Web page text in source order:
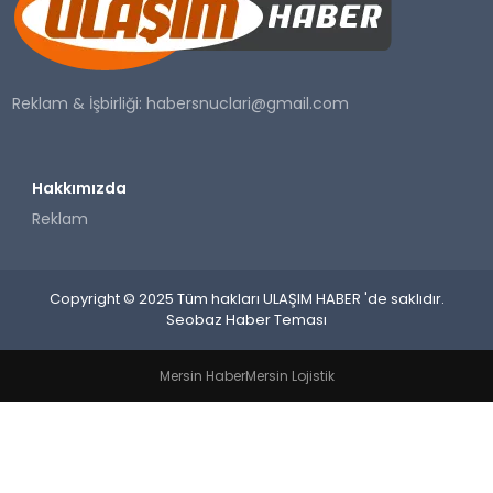
SAĞLIK
YAŞAM
Reklam & İşbirliği:habersnuclari@gmail.com
Hakkımızda
Reklam
Copyright © 2025 Tüm hakları ULAŞIM HABER 'de saklıdır.
Seobaz Haber Teması
Mersin HaberMersin Lojistik